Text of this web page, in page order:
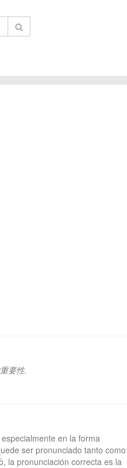
要性.
en la forma
ser pronunciado tanto como
la pronunciación correcta es la